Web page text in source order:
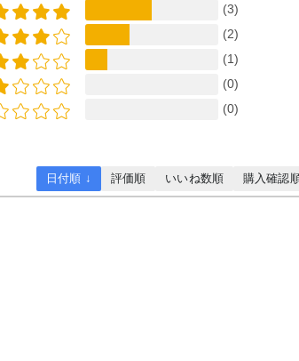
(3)
(2)
(1)
(0)
(0)
日付順 ↓ 評価順 いいね数順 購入確認